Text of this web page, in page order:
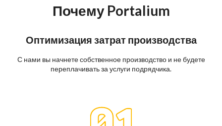
Почему Portalium
Оптимизация затрат производства
С нами вы начнете собственное производство и не будете
переплачивать за услуги подрядчика.